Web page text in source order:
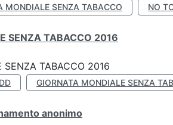
MONDIALE SENZA TABACCO NO
SENZA TABACCO 2016
SENZA TABACCO 2016
GIORNATA MONDIALE SENZA
anonimo